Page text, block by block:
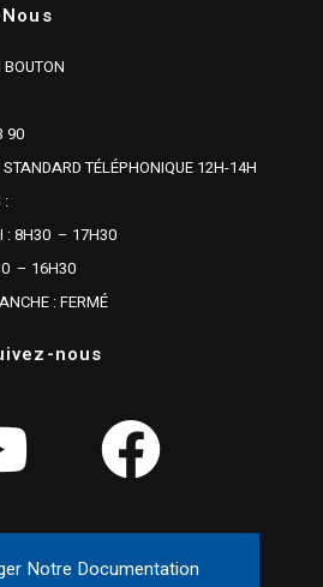
90
STANDARD TÉLÉPHONIQUE 12H-14H
:
: 8H30 – 17H30
– 16H30
: FERMÉ
nous
Notre Documentation